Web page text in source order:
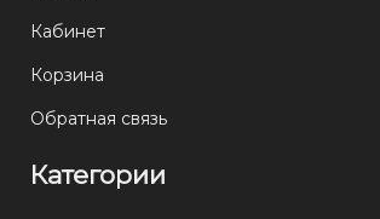
Кабинет
Корзина
Обратная связь
Категории